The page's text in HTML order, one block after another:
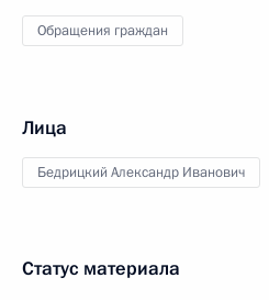
Обращения граждан
Лица
Бедрицкий Александр Иванович
Статус материала